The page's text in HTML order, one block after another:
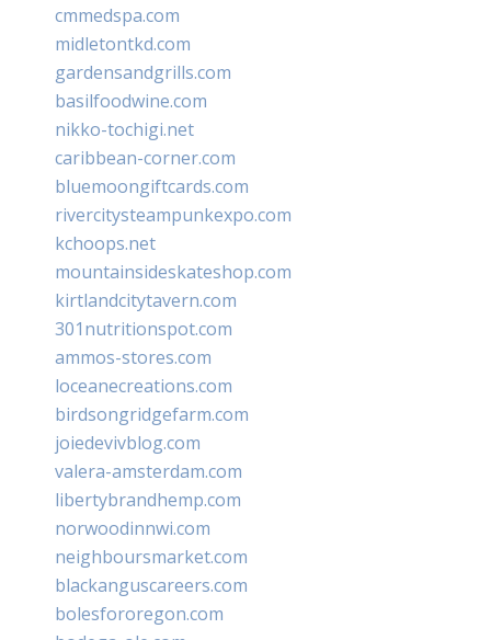
cmmedspa.com
midletontkd.com
gardensandgrills.com
basilfoodwine.com
nikko-tochigi.net
caribbean-corner.com
bluemoongiftcards.com
rivercitysteampunkexpo.com
kchoops.net
mountainsideskateshop.com
kirtlandcitytavern.com
301nutritionspot.com
ammos-stores.com
loceanecreations.com
birdsongridgefarm.com
joiedevivblog.com
valera-amsterdam.com
libertybrandhemp.com
norwoodinnwi.com
neighboursmarket.com
blackanguscareers.com
bolesfororegon.com